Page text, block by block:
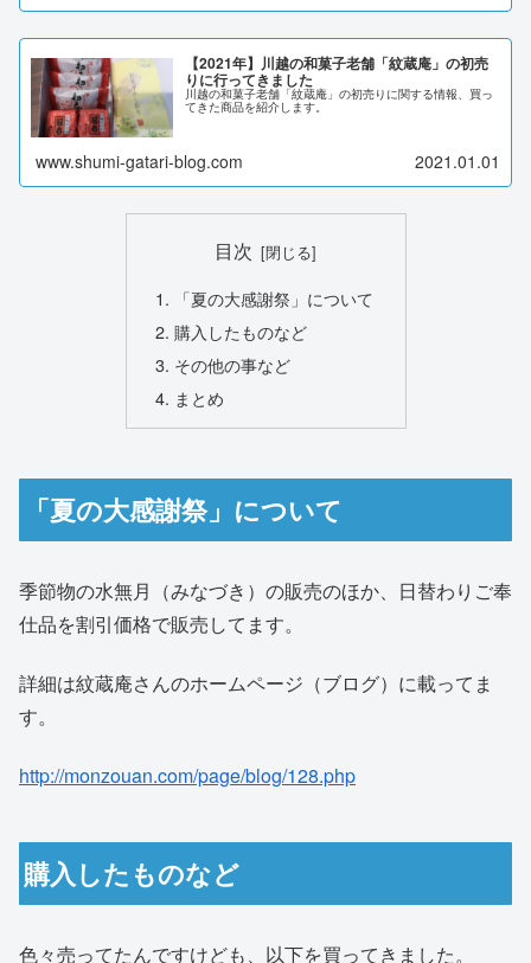
【2021年】川越の和菓子老舗「紋蔵庵」の初売
りに行ってきました
川越の和菓子老舗「紋蔵庵」の初売りに関する情報、買っ
てきた商品を紹介します。
www.shumi-gatari-blog.com 2021.01.01
目次
「夏の大感謝祭」について
購入したものなど
その他の事など
まとめ
「夏の大感謝祭」について
季節物の水無月（みなづき）の販売のほか、日替わりご奉
仕品を割引価格で販売してます。
詳細は紋蔵庵さんのホームページ（ブログ）に載ってま
す。
http://monzouan.com/page/blog/128.php
購入したものなど
色々売ってたんですけども、以下を買ってきました。